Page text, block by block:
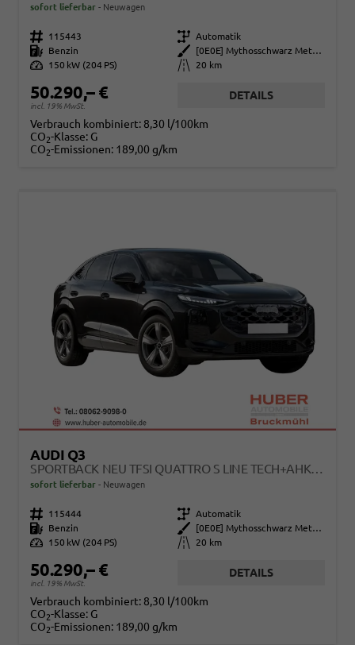
sofort lieferbar Neuwagen
Fahrzeugnr. 115443 Getriebe Automatik
Kraftstoff
Benzin Außenfarbe
[0E0E] Mythosschwarz Metallic
Leistung
150 kW (204 PS) Kilometerstand 20 km
50.290,– €
incl. 19% MwSt.
DETAILS
Verbrauch kombiniert: 8,30 l/100km
CO2-Klasse: G
CO2-Emissionen: 189,00 g/km
AUDI Q3
SPORTBACK NEU TFSI QUATTRO S LINE TECH+AHK+ALU19+LEDPLUS+KLIMAPLUS+EXTSCHWARZ
sofort lieferbar Neuwagen
Fahrzeugnr. 115444 Getriebe Automatik
Kraftstoff
Benzin Außenfarbe
[0E0E] Mythosschwarz Metallic
Leistung
150 kW (204 PS) Kilometerstand 20 km
50.290,– €
incl. 19% MwSt.
DETAILS
Verbrauch kombiniert: 8,30 l/100km
CO2-Klasse: G
CO2-Emissionen: 189,00 g/km